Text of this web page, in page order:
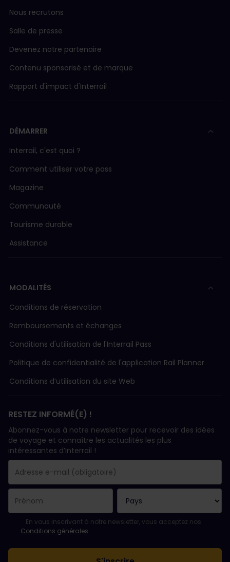
Nous recrutons
Salle de presse
Devenez notre partenaire
Contenu sponsorisé et de marque
Rapport d'impact d'Interrail
DÉMARRER
Interrail, c'est quoi ?
Comment utiliser votre pass
Magazine
Communauté
Tourisme durable
Assistance
MODALITÉS
Conditions de réservation
Remboursements et échanges
Conditions d'utilisation de l'Interrail Pass
Politique de confidentialité de l'application Rail Planner
Conditions d’utilisation du site Web
RESTEZ INFORMÉ(E) !
Abonnez-vous à notre newsletter pour recevoir des idées
de voyage et connaître les actualités les plus
intéressantes d’Interrail !
Votre abonnement a bien été pris en compte.
Le champ adresse e-mail est obligatoire.
L'adresse e-mail n'est pas valide !
L'inscription à la newsletter a échoué. Veuillez réessayer
Vous êtes déjà abonné(e) à cette newsletter.
Veuillez accepter les conditions générales pour vous inscrire à
En vous inscrivant à notre newsletter, vous acceptez nos
Conditions générales.